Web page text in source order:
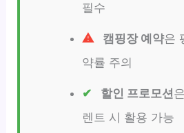
필수
캠핑장 예약은
약률 주의
할인 프로모션
렌트 시 활용 가능